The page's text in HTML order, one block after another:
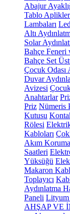
Abajur
Tablo
Lambaları
Altı
Solar
Bahçe Feneri
Bahçe Set
Çocuk Odası
Duvar
Avizesi
Anahtarlar
Priz Nümeris
Kutusu
Rölesi
Kabloları
Akım
Saatleri
Yüksüğü
Makaron
Toplayıcı
Aydınlatma
Paneli
AHŞAP VE